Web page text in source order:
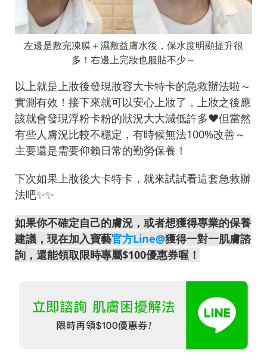
左邊是敷完凍膜＋濕敷益膚水後，保水度明顯提升很
多！右邊上完妝也服貼不少～
以上就是上妝後發現妝容大卡特卡的急救辦法啦～
實測有效！接下來就可以安心上妝了，上妝之後應
該就會發現浮粉卡粉的狀況大大減低許多❤️但當然
有些人膚況比較不穩定，有時候無法100%改善～
主要還是需要仰賴日常的勤勞保養！
下次如果上妝後大卡特卡，就來試試看這套急救辦
法吧✨✨
如果你不確定自己的膚況，或者想獲得專業的保養
建議，現在加入寶藝官方Line@獲得一對一肌膚諮
詢，還能領取限時專屬$100優惠券喔！